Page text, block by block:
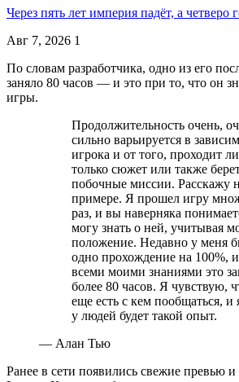
Через пять лет империя падёт, а
Авг 7, 2026 1
По словам разработчика, одно из его
заняло 80 часов — и это при то, что он
игры.
Продолжительность очень,
сильно варьируется в
игрока и от того, проходит
только сюжет или также
побочные миссии. Расскажу
примере. Я прошел игру
раз, и вы наверняка
могу знать о ней, учитывая
положение. Недавно у меня
одно прохождение на 100%,
всеми моими знаниями это
более 80 часов. Я чувствую,
еще есть с кем пообщаться, и
у людей будет такой опыт.
— Алан Тью
Ранее в сети появились свежие превью